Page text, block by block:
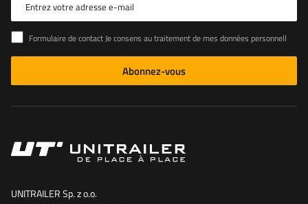
Entrez votre adresse e-mail
Formulaire de contact Je consens au traitement de mes données personnelles contenues dans le formulaire de contact conformément au règlement du Parlement européen et du Conseil (UE)
Abonnez-vous
UNITRAILER Sp. z o.o.